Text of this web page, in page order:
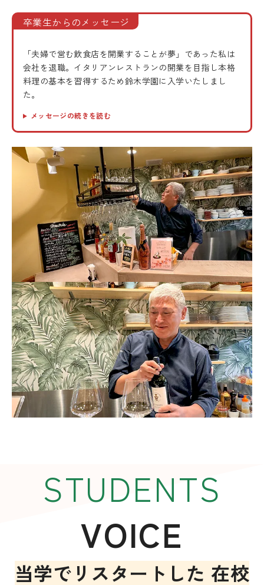
卒業生からのメッセージ
「夫婦で営む飲食店を開業することが夢」であった私は
会社を退職。イタリアンレストランの開業を目指し本格
料理の基本を習得するため鈴木学園に入学いたしまし
た。
メッセージの続きを読む
STUDENTS
VOICE
当学でリスタートした在校